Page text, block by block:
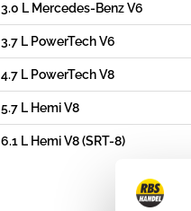
3.0 L Mercedes-Benz V6
3.7 L PowerTech V6
4.7 L PowerTech V8
5.7 L Hemi V8
6.1 L Hemi V8 (SRT-8)